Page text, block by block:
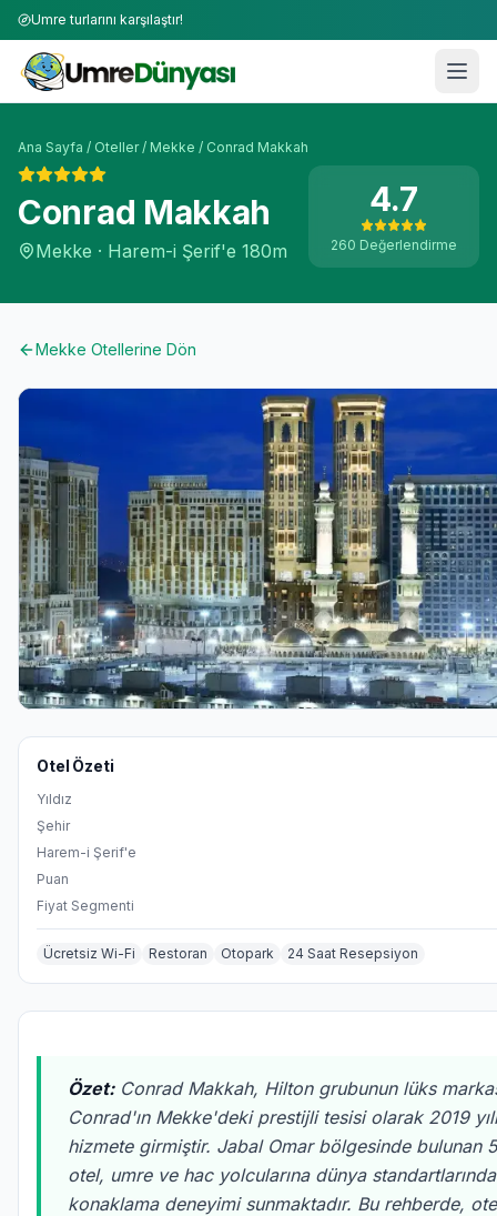
Umre turlarını karşılaştır!
Ana Sayfa / Oteller/ Mekke / Conrad Makkah
Conrad Makkah
Mekke · Harem-i Şerif'e 180m
4.7
260 Değerlendirme
Mekke Otellerine Dön
Otel Özeti
Yıldız
Şehir
Harem-i Şerif'e
Puan
Fiyat Segmenti
Ücretsiz Wi-Fi Restoran Otopark 24 Saat Resepsiyon
Özet:Conrad Makkah, Hilton grubunun lüks
Conrad'ın Mekke'deki prestijli tesisi olarak 2019
hizmete girmiştir. Jabal Omar bölgesinde bulunan 5
otel, umre ve hac yolcularına dünya
konaklama deneyimi sunmaktadır. Bu rehberde,